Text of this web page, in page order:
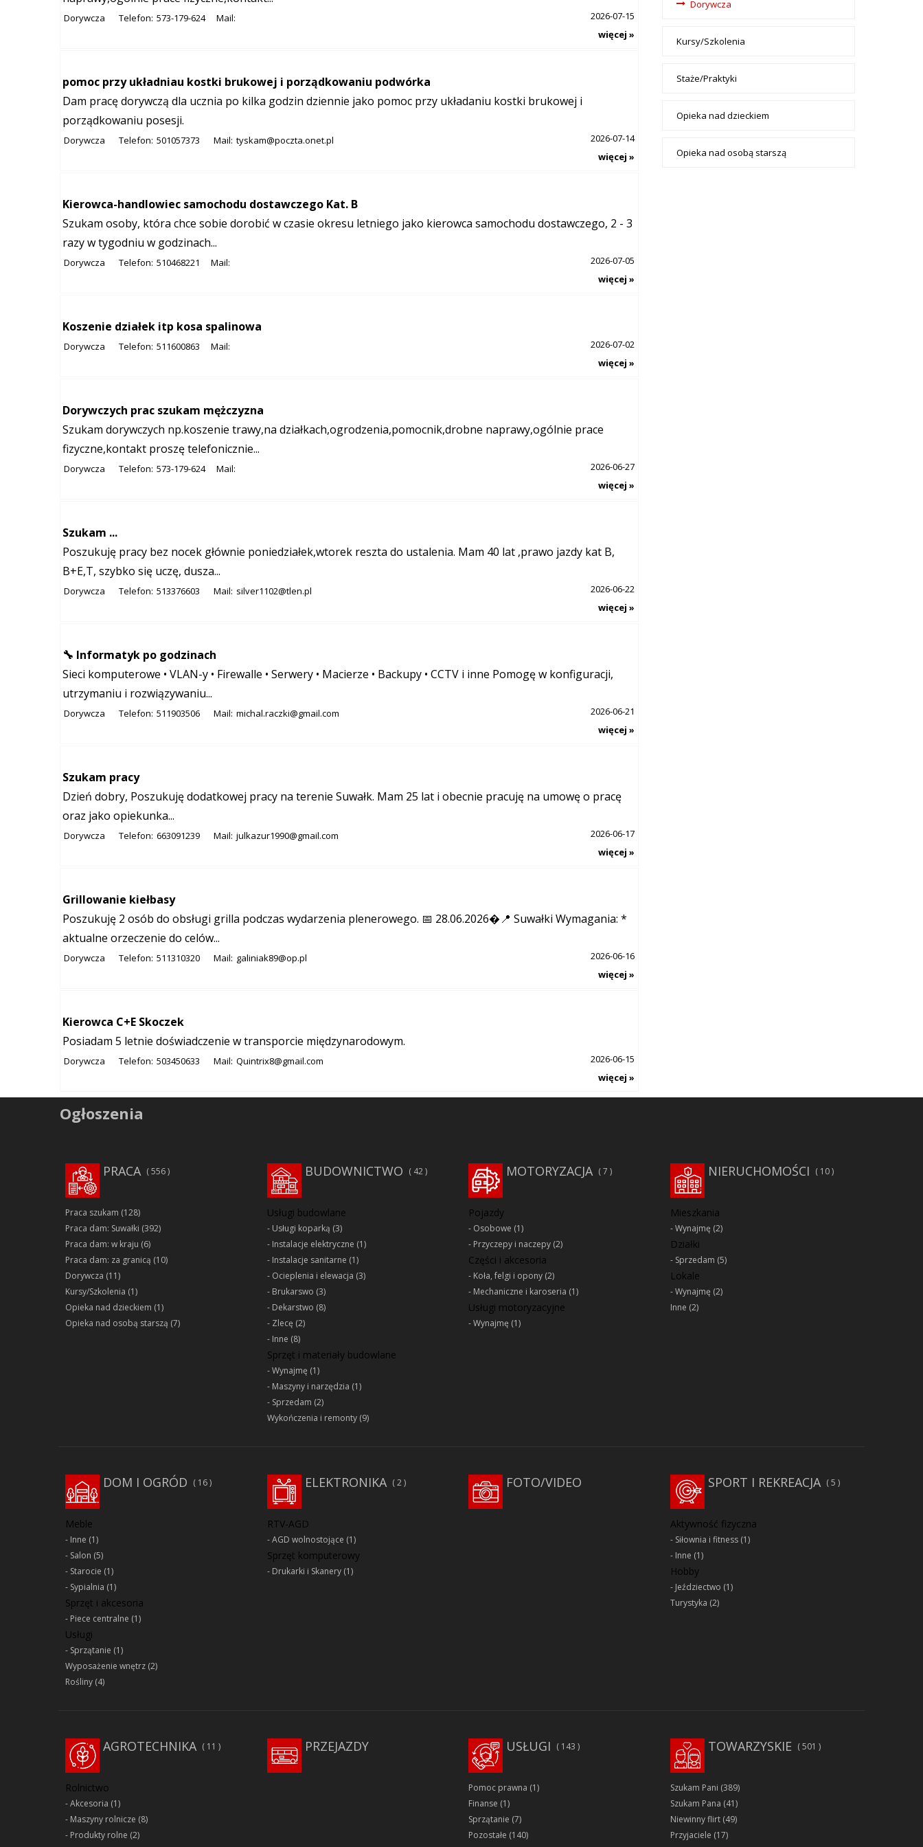
Dorywcza Telefon: 573-179-624 Mail:
2026-07-15
więcej »
pomoc przy układniau kostki brukowej i porządkowaniu podwórka
Dam pracę dorywczą dla ucznia po kilka godzin dziennie jako pomoc przy układaniu kostki brukowej i
porządkowaniu posesji.
Dorywcza Telefon: 501057373 Mail: tyskam@poczta.onet.pl
2026-07-14
więcej »
Kierowca-handlowiec samochodu dostawczego Kat. B
Szukam osoby, która chce sobie dorobić w czasie okresu letniego jako kierowca samochodu dostawczego, 2 - 3
razy w tygodniu w godzinach...
Dorywcza Telefon: 510468221 Mail:
2026-07-05
więcej »
Koszenie działek itp kosa spalinowa
Dorywcza Telefon: 511600863 Mail:
2026-07-02
więcej »
Dorywczych prac szukam mężczyzna
Szukam dorywczych np.koszenie trawy,na działkach,ogrodzenia,pomocnik,drobne naprawy,ogólnie prace
fizyczne,kontakt proszę telefonicznie...
Dorywcza Telefon: 573-179-624 Mail:
2026-06-27
więcej »
Szukam ...
Poszukuję pracy bez nocek głównie poniedziałek,wtorek reszta do ustalenia. Mam 40 lat ,prawo jazdy kat B,
B+E,T, szybko się uczę, dusza...
Dorywcza Telefon: 513376603 Mail: silver1102@tlen.pl
2026-06-22
więcej »
🔧 Informatyk po godzinach
Sieci komputerowe • VLAN-y • Firewalle • Serwery • Macierze • Backupy • CCTV i inne Pomogę w konfiguracji,
utrzymaniu i rozwiązywaniu...
Dorywcza Telefon: 511903506 Mail: michal.raczki@gmail.com
2026-06-21
więcej »
Szukam pracy
Dzień dobry, Poszukuję dodatkowej pracy na terenie Suwałk. Mam 25 lat i obecnie pracuję na umowę o pracę
oraz jako opiekunka...
Dorywcza Telefon: 663091239 Mail: julkazur1990@gmail.com
2026-06-17
więcej »
Grillowanie kiełbasy
Poszukuję 2 osób do obsługi grilla podczas wydarzenia plenerowego. 📅 28.06.2026�📍 Suwałki Wymagania: *
aktualne orzeczenie do celów...
Dorywcza Telefon: 511310320 Mail: galiniak89@op.pl
2026-06-16
więcej »
Kierowca C+E Skoczek
Posiadam 5 letnie doświadczenie w transporcie międzynarodowym.
Dorywcza Telefon: 503450633 Mail: Quintrix8@gmail.com
2026-06-15
więcej »
Dorywcza
Kursy/Szkolenia
Staże/Praktyki
Opieka nad dzieckiem
Opieka nad osobą starszą
Ogłoszenia
PRACA 556
Praca szukam (128)
Praca dam: Suwałki (392)
Praca dam: w kraju (6)
Praca dam: za granicą (10)
Dorywcza (11)
Kursy/Szkolenia (1)
Opieka nad dzieckiem (1)
Opieka nad osobą starszą (7)
BUDOWNICTWO 42
Usługi budowlane
Usługi koparką (3)
Instalacje elektryczne (1)
Instalacje sanitarne (1)
Ocieplenia i elewacja (3)
Brukarswo (3)
Dekarstwo (8)
Zlecę (2)
Inne (8)
Sprzęt i materiały budowlane
Wynajmę (1)
Maszyny i narzędzia (1)
Sprzedam (2)
Wykończenia i remonty(9)
MOTORYZACJA 7
Pojazdy
Osobowe (1)
Przyczepy i naczepy (2)
Części i akcesoria
Koła, felgi i opony (2)
Mechaniczne i karoseria (1)
Usługi motoryzacyjne
Wynajmę (1)
NIERUCHOMOŚCI 10
Mieszkania
Wynajmę (2)
Działki
Sprzedam (5)
Lokale
Wynajmę (2)
Inne (2)
DOM I OGRÓD 16
Meble
Inne (1)
Salon (5)
Starocie (1)
Sypialnia (1)
Sprzęt i akcesoria
Piece centralne (1)
Usługi
Sprzątanie (1)
Wyposażenie wnętrz (2)
Rośliny (4)
2
ELEKTRONIKA
RTV-AGD
AGD wolnostojące (1)
Sprzęt komputerowy
Drukarki i Skanery(1)
FOTO/VIDEO SPORT I REKREACJA 5
Aktywność fizyczna
Siłownia i fitness(1)
Inne (1)
Hobby
Jeździectwo (1)
Turystyka (2)
AGROTECHNIKA 11
Rolnictwo
Akcesoria (1)
Maszyny rolnicze (8)
Produkty rolne (2)
PRZEJAZDY 143
USŁUGI
Pomoc prawna (1)
Finanse (1)
Sprzątanie (7)
Pozostałe (140)
TOWARZYSKIE 501
Szukam Pani (389)
Szukam Pana (41)
Niewinny flirt(49)
Przyjaciele (17)